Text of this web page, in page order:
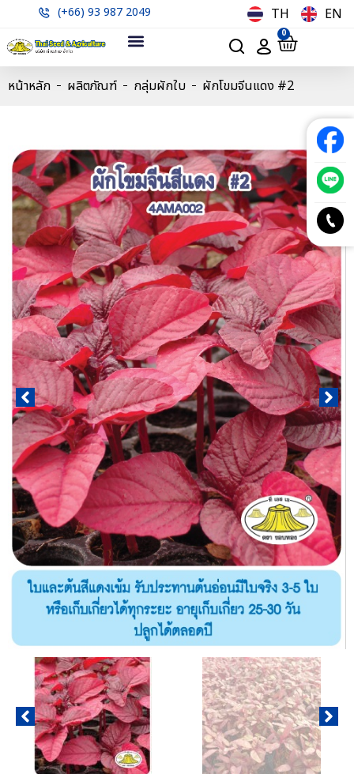
(+66) 93 987 2049 TH EN
0
หน้าหลัก ผลิตภัณฑ์ กลุ่มผักใบ ผักโขมจีนแดง #2